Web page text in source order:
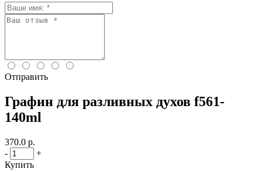
Отправить
Графин для разливных духов f561-
140ml
370.0 р.
-
+
Купить